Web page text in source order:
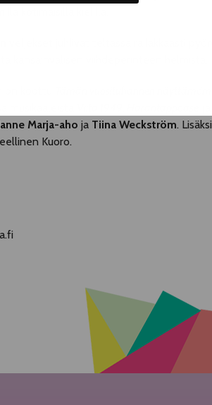
on koottu
Marja-aho ja Tiina Weckström. Lisäksi
Kuoro.